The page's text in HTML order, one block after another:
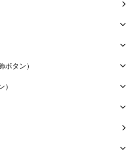
ボタン）
）